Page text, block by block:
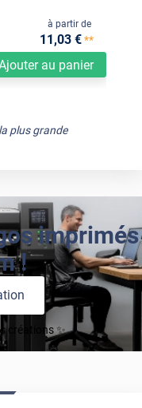
au panier
à partir de
11,03 €**
plus grande
imprimés
!
créations ✨